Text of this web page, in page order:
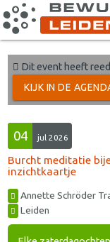
Dit event heeft
KIJK IN DE
04 jul 2026
Burcht meditatie
inzichtkaartje
Annette Schröder
Leiden